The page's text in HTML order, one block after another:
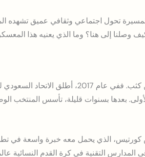
تحول اجتماعي وثقافي عميق تشهده
إلى هنا؟ وما الذي يعنيه هذا
لم يكن الأمر مفاجئاً لمن يتابع المشهد الرياضي السعودي عن
بعدها بسنوات قليلة، تأسس المنتخب
الذي يحمل معه خبرة واسعة في تطوير
المدارس التقنية في كرة القدم النسائية